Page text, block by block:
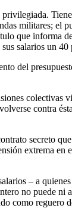
militares; el
que informa
salarios un 40
del
contra
secreto
extrema en
– a
no puede
como reguero